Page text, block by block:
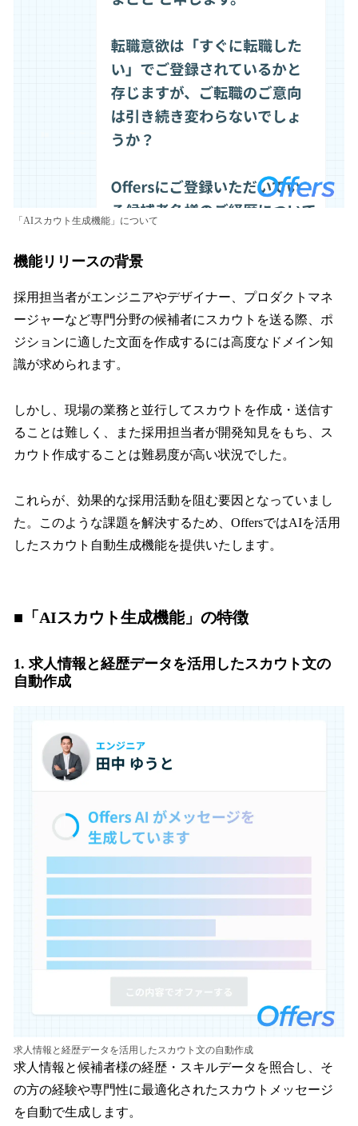
「AIスカウト生成機能」について
機能リリースの背景
採用担当者がエンジニアやデザイナー、プロダクトマネ
ージャーなど専門分野の候補者にスカウトを送る際、ポ
ジションに適した文面を作成するには高度なドメイン知
識が求められます。
しかし、現場の業務と並行してスカウトを作成・送信す
ることは難しく、また採用担当者が開発知見をもち、ス
カウト作成することは難易度が高い状況でした。
これらが、効果的な採用活動を阻む要因となっていまし
た。このような課題を解決するため、OffersではAIを活用
したスカウト自動生成機能を提供いたします。
■「AIスカウト生成機能」の特徴
1. 求人情報と経歴データを活用したスカウト文の
自動作成
求人情報と経歴データを活用したスカウト文の自動作成
求人情報と候補者様の経歴・スキルデータを照合し、そ
の方の経験や専門性に最適化されたスカウトメッセージ
を自動で生成します。